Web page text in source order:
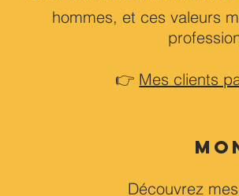
hommes, et ces valeurs
👉 Mes clients
Découvrez